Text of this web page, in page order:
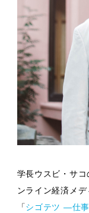
学長ウスビ・サ
ンライン経済メ
「シゴテツ —仕